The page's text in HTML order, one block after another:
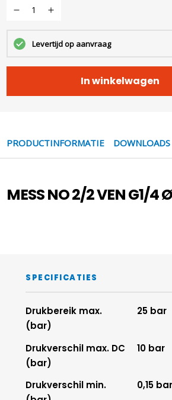
Levertijd op aanvraag
In winkelwagen
PRODUCTINFORMATIE DOWNLOADS
MESS NO 2/2 VEN G1/4
SPECIFICATIES
Drukbereik max.
(bar)
25 bar
Drukverschil max. DC
(bar)
10 bar
Drukverschil min.
0,15 bar